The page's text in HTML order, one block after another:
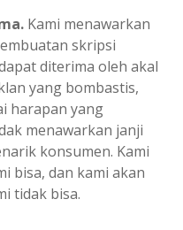
Kami menawarkan
skripsi
diterima oleh akal
yang bombastis,
harapan yang
menawarkan janji
konsumen. Kami
bisa, dan kami akan
tidak bisa.